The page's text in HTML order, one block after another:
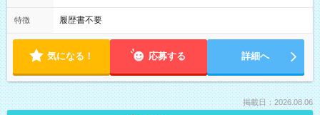
特徴 履歴書不要
気になる！ 応募する 詳細へ
掲載日：2026.08.06